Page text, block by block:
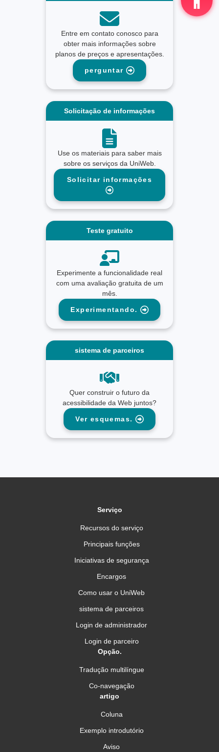
Entre em contato conosco para
obter mais informações sobre
planos de preços e apresentações.
perguntar
Solicitação de informações
Use os materiais para saber mais
sobre os serviços da UniWeb.
Solicitar informações
Teste gratuito
Experimente a funcionalidade real
com uma avaliação gratuita de um
mês.
Experimentando.
sistema de parceiros
Quer construir o futuro da
acessibilidade da Web juntos?
Ver esquemas.
Serviço
Recursos do serviço
Principais funções
Iniciativas de segurança
Encargos
Como usar o UniWeb
sistema de parceiros
Login de administrador
Login de parceiro
Opção.
Tradução multilíngue
Co-navegação
artigo
Coluna
Exemplo introdutório
Aviso